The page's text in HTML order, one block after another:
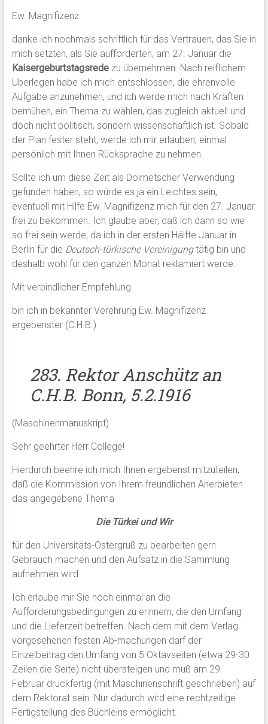
Ew. Magnifizenz
danke ich nochmals schriftlich für das Vertrauen, das Sie in
mich setzten, als Sie aufforderten, am 27. Januar die
Kaisergeburtstagsredezu übernehmen. Nach reiflichem
Überlegen habe ich mich entschlossen, die ehrenvolle
Aufgabe anzunehmen, und ich werde mich nach Kräften
bemühen, ein Thema zu wählen, das zugleich aktuell und
doch nicht politisch, sondern wissenschaftlich ist. Sobald
der Plan fester steht, werde ich mir erlauben, einmal
persönlich mit Ihnen Rücksprache zu nehmen.
Sollte ich um diese Zeit als Dolmetscher Verwendung
gefunden haben, so würde es ja ein Leichtes sein,
eventuell mit Hilfe Ew. Magnifizenz mich für den 27. Januar
frei zu bekommen. Ich glaube aber, daß ich dann so wie
so frei sein werde, da ich in der ersten Hälfte Januar in
Berlin für die Deutsch-türkische Vereinigungtätig bin und
deshalb wohl für den ganzen Monat reklamiert werde.
Mit verbindlicher Empfehlung
bin ich in bekannter Verehrung Ew. Magnifizenz
ergebenster (C.H.B.)
283. Rektor Anschütz an
C.H.B. Bonn, 5.2.1916
(Maschinenmanuskript)
Sehr geehrter Herr College!
Hierdurch beehre ich mich Ihnen ergebenst mitzuteilen,
daß die Kommission von Ihrem freundlichen Anerbieten
das angegebene Thema
Die Türkei und Wir
für den Universitäts-Ostergruß zu bearbeiten gern
Gebrauch machen und den Aufsatz in die Sammlung
aufnehmen wird.
Ich erlaube mir Sie noch einmal an die
Aufforderungsbedingungen zu erinnern, die den Umfang
und die Lieferzeit betreffen. Nach dem mit dem Verlag
vorgesehenen festen Ab-machungen darf der
Einzelbeitrag den Umfang von 5 Oktavseiten (etwa 29-30
Zeilen die Seite) nicht übersteigen und muß am 29.
Februar druckfertig (mit Maschinenschrift geschrieben) auf
dem Rektorat sein. Nur dadurch wird eine rechtzeitige
Fertigstellung des Büchleins ermöglicht.